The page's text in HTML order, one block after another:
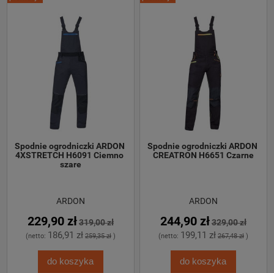
Spodnie ogrodniczki ARDON
4XSTRETCH H6091 Ciemno
szare
ARDON
229,90 zł319,00 zł
(netto: 186,91 zł 259,35 zł)
do koszyka
Spodnie ogrodniczki ARDON
CREATRON H6651 Czarne
ARDON
244,90 zł329,00 zł
(netto: 199,11 zł 267,48 zł)
do koszyka